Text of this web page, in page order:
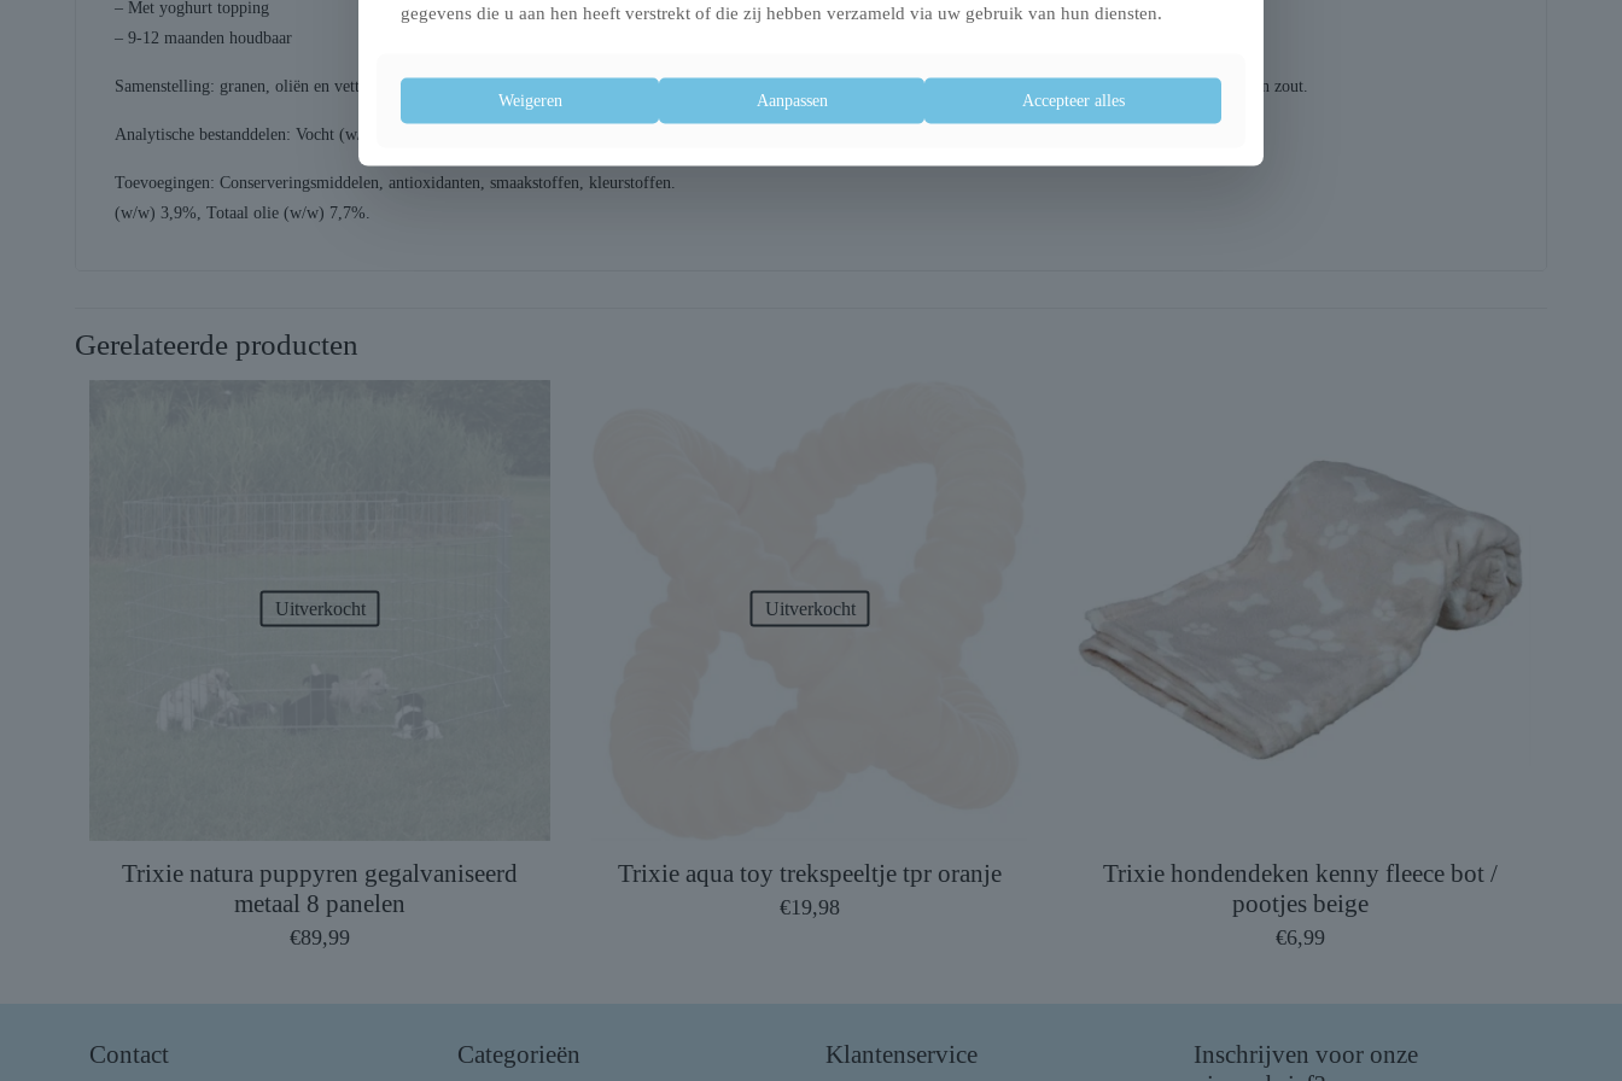
– Met yoghurt topping
– 9-12 maanden houdbaar
Samenstelling: granen, oliën en vetten, diverse suikers, melk en melkbijproducten, gedroogd ei, derivaat van plantaardige oorsprong, johannesbroodpoeder, mineralen en zout.
Analytische bestanddelen: Vocht (w/w) 16,1%, Eiwit (g/100g) 12,6, Ruwe celstof (w/w) 0,5%, As (w/w) 3,9%, Totaal olie (w/w) 7,7%.
Toevoegingen: Conserveringsmiddelen, antioxidanten, smaakstoffen, kleurstoffen.
(w/w) 3,9%, Totaal olie (w/w) 7,7%.
Gerelateerde producten
Uitverkocht
Trixie natura puppyren gegalvaniseerd
metaal 8 panelen
€89,99
Uitverkocht
Trixie aqua toy trekspeeltje tpr oranje
€19,98
Trixie hondendeken kenny fleece bot /
pootjes beige
€6,99
Contact Categorieën Klantenservice
Inschrijven voor onze
gegevens die u aan hen heeft verstrekt of die zij hebben verzameld via uw gebruik van hun diensten.
Weigeren Aanpassen Accepteer alles